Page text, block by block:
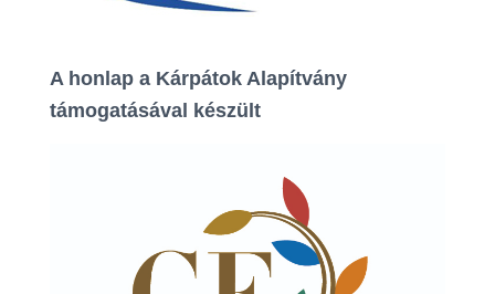
A honlap a Kárpátok Alapítvány
támogatásával készült